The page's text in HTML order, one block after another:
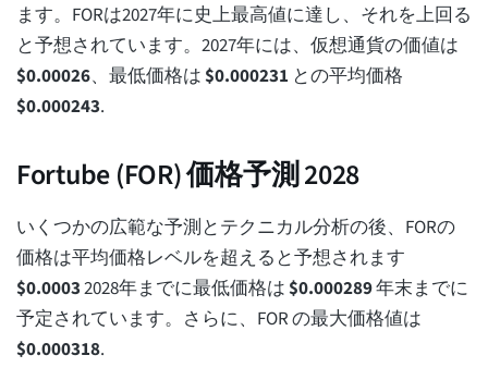
ます。FORは2027年に史上最高値に達し、それを上回る
と予想されています。2027年には、仮想通貨の価値は
$0.00026、最低価格は$0.000231 との平均価格
$0.000243.
Fortube (FOR) 価格予測 2028
いくつかの広範な予測とテクニカル分析の後、FORの
価格は平均価格レベルを超えると予想されます
$0.00032028年までに最低価格は$0.000289年末までに
予定されています。さらに、FOR の最大価格値は
$0.000318.